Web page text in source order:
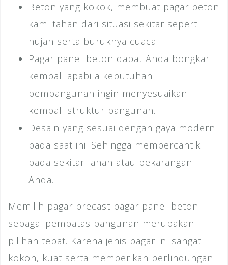
Beton yang kokok, membuat pagar beton
kami tahan dari situasi sekitar seperti
hujan serta buruknya cuaca.
Pagar panel beton dapat Anda bongkar
kembali apabila kebutuhan
pembangunan ingin menyesuaikan
kembali struktur bangunan.
Desain yang sesuai dengan gaya modern
pada saat ini. Sehingga mempercantik
pada sekitar lahan atau pekarangan
Anda.
Memilih pagar precast pagar panel beton
sebagai pembatas bangunan merupakan
pilihan tepat. Karena jenis pagar ini sangat
kokoh, kuat serta memberikan perlindungan